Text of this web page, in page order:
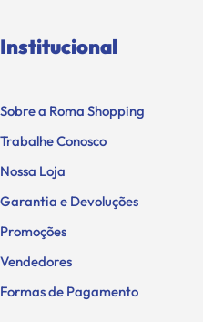
Institucional
Sobre a Roma Shopping
Trabalhe Conosco
Nossa Loja
Garantia e Devoluções
Promoções
Vendedores
Formas de Pagamento